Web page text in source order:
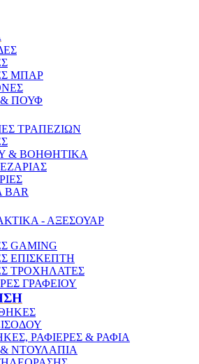
ΜΠΑΡ
ΠΟΥΦ
ΤΡΑΠΕΖΙΩΝ
& ΒΟΗΘΗΤΙΚΑ
BAR
- ΑΞΕΣΟΥΑΡ
GAMING
ΕΠΙΣΚΕΠΤΗ
ΤΡΟΧΗΛΑΤΕΣ
ΓΡΑΦΕΙΟΥ
ΡΑΦΙΕΡΕΣ & ΡΑΦΙΑ
& ΝΤΟΥΛΑΠΙΑ